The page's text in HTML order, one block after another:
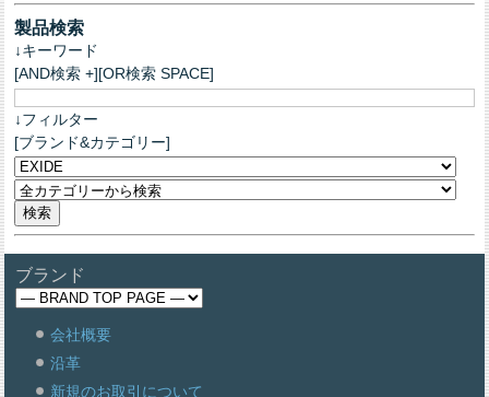
製品検索
↓キーワード
[AND検索 +][OR検索 SPACE]
↓フィルター
[ブランド&カテゴリー]
ブランド
会社概要
沿革
新規のお取引について